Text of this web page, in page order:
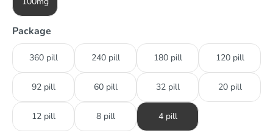
Package
360 pill 240 pill 180 pill 120 pill
92 pill 60 pill 32 pill 20 pill
12 pill 8 pill 4 pill